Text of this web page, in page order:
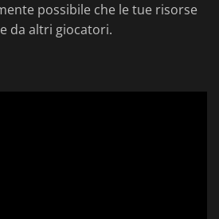
possibile che le tue risorse
da altri giocatori.